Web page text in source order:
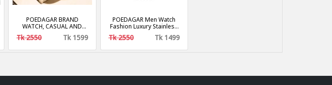
POEDAGAR BRAND
WATCH, CASUAL AND
FASHION WATCH,
WATERPROOF
Tk 2550 Tk 1599
POEDAGAR Men Watch
Fashion Luxury Stainless
Stain Business Quartz
Watches Waterproof
Tk 2550 Tk 1499